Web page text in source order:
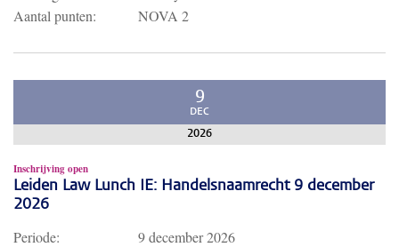
Aantal punten:
NOVA 2
9
DEC
2026
Inschrijving open
Leiden Law Lunch IE: Handelsnaamrecht 9 december
2026
Periode:
9 december 2026